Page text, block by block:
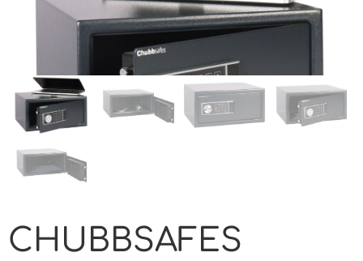
CHUBBSAFES